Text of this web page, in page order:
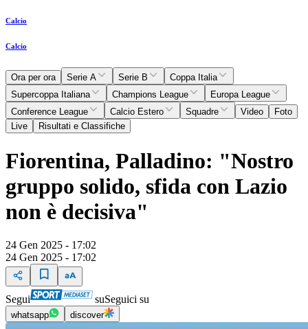
Calcio
Calcio
Ora per ora Serie A Serie B
Coppa Italia
Supercoppa Italiana
Champions League
Europa League
Conference League
Calcio Estero Squadre Video
Foto
Live
Risultati e Classifiche
Fiorentina, Palladino: "Nostro
gruppo solido, sfida con Lazio
non è decisiva"
24 Gen 2025 - 17:02
24 Gen 2025 - 17:02
Segui suSeguici su
whatsapp discover